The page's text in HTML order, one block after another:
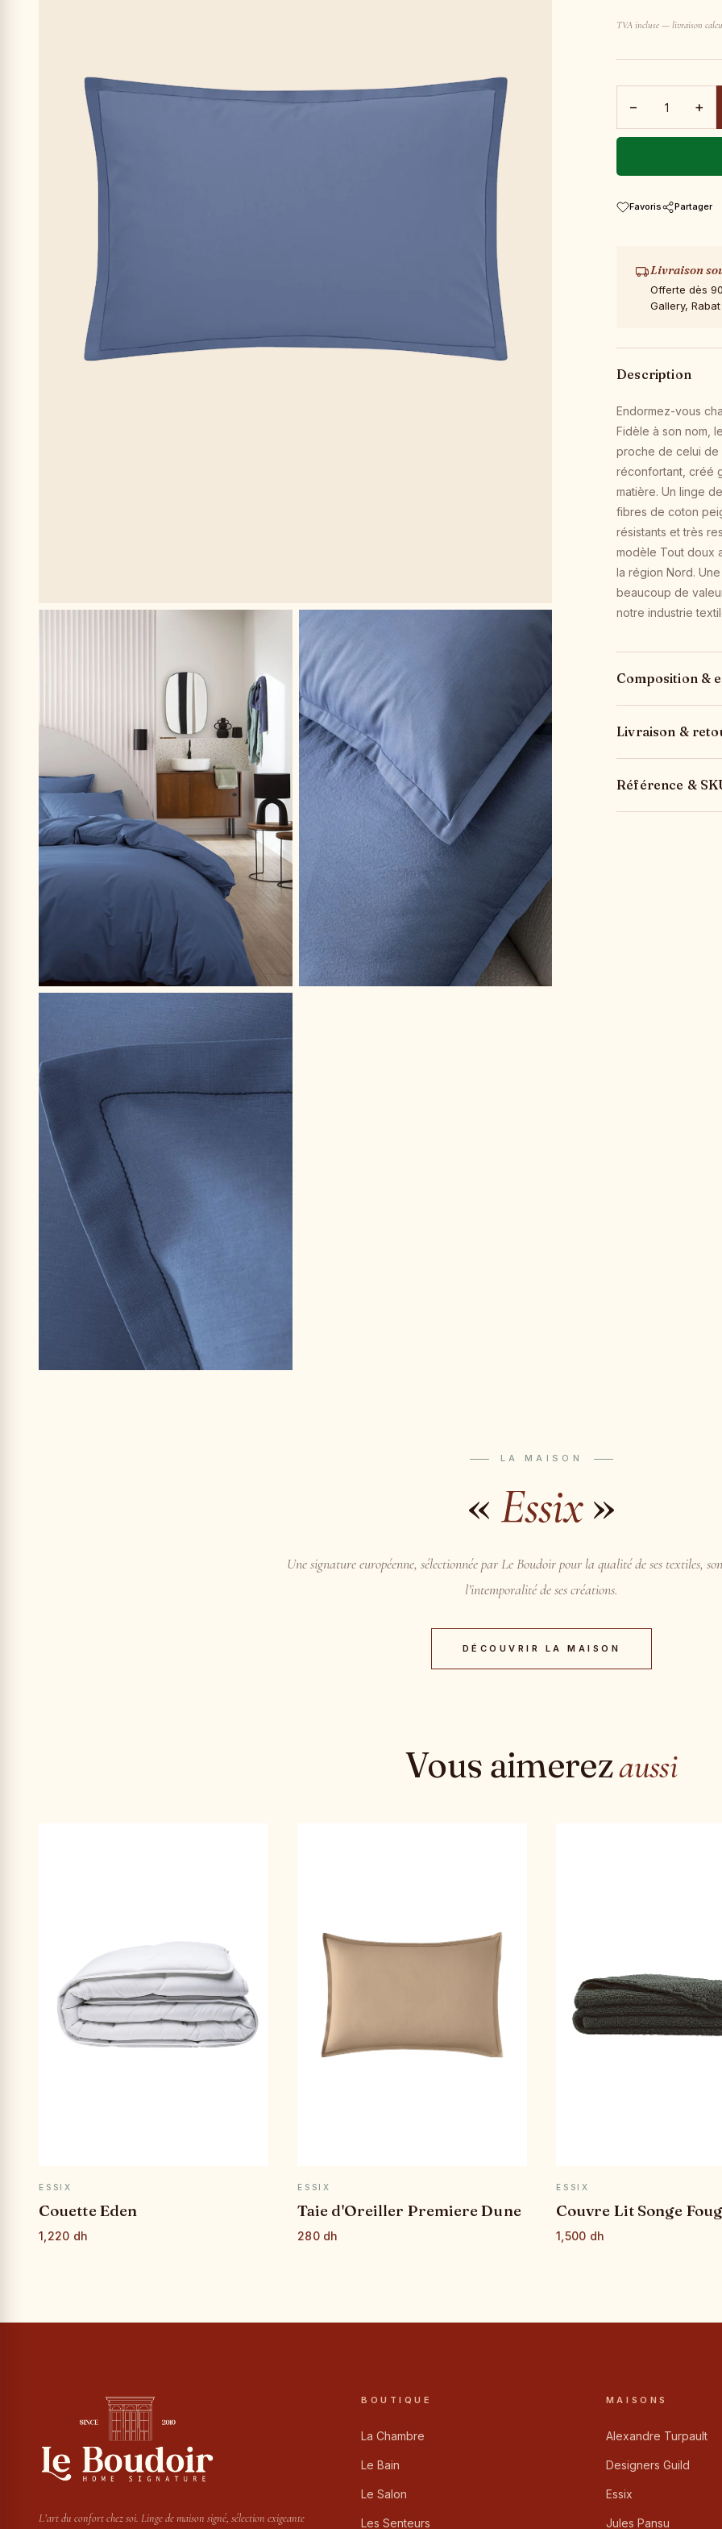
TVA incluse — livraison
− +
Favoris Partager
Livraison
Offerte dès
Gallery, Rabat
Description
Endormez-vous
Fidèle à son nom,
proche de celui de
réconfortant, créé
matière. Un linge
fibres de coton
résistants et très
modèle Tout doux
la région Nord.
beaucoup de
notre industrie
Composition &
Livraison &
Référence &
LA MAISON
« Essix»
Une signature européenne, sélectionnée par Le Boudoir pour la qualité de ses textiles,
l’intemporalité de ses créations.
DÉCOUVRIR LA MAISON
Vous aimerezaussi
ESSIX
Couette Eden
1,220 dh
ESSIX
Taie d'Oreiller Premiere Dune
280 dh
ESSIX
Couvre Lit Songe
1,500 dh
L’art du confort chez soi. Linge de maison signé, sélection exigeante
BOUTIQUE
La Chambre
Le Bain
Le Salon
Les Senteurs
MAISONS
Alexandre Turpault
Designers Guild
Essix
Jules Pansu